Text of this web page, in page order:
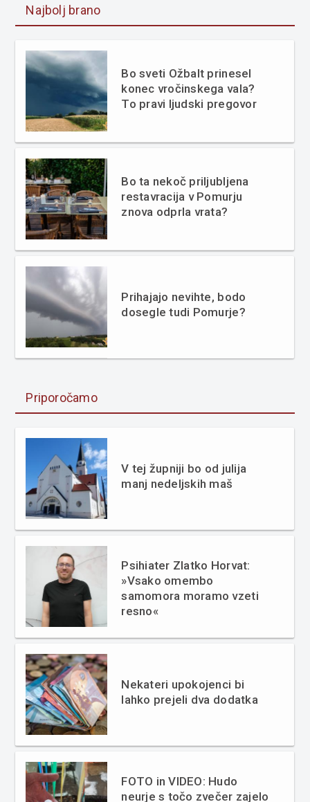
Najbolj brano
Bo sveti Ožbalt prinesel
konec vročinskega vala?
To pravi ljudski pregovor
Bo ta nekoč priljubljena
restavracija v Pomurju
znova odprla vrata?
Prihajajo nevihte, bodo
dosegle tudi Pomurje?
Priporočamo
V tej župniji bo od julija
manj nedeljskih maš
Psihiater Zlatko Horvat:
»Vsako omembo
samomora moramo vzeti
resno«
Nekateri upokojenci bi
lahko prejeli dva dodatka
FOTO in VIDEO: Hudo
neurje s točo zvečer zajelo